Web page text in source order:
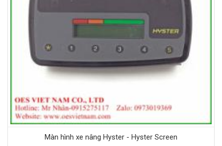
Màn hình xe nâng Hyster - Hyster Screen